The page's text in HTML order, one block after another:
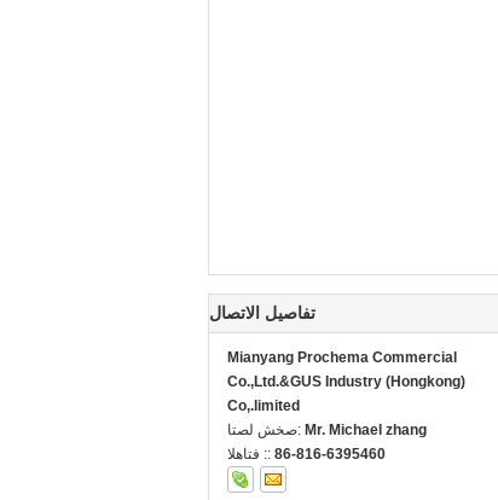
تفاصيل الاتصال
Mianyang Prochema Commercial
Co.,Ltd.&GUS Industry (Hongkong)
Co,.limited
اتصل شخص: Mr. Michael zhang
الهاتف :: 86-816-6395460